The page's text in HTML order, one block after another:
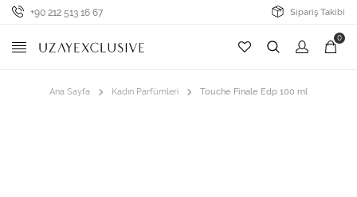
+90 212 513 16 67 Sipariş Takibi
0
Ana Sayfa Kadın Parfümleri Touche Finale Edp 100 ml